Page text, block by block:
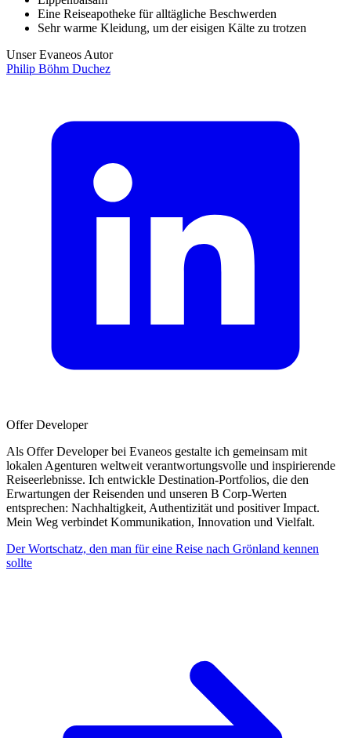
Eine Reiseapotheke für alltägliche Beschwerden
Sehr warme Kleidung, um der eisigen Kälte zu trotzen
Unser Evaneos Autor
Philip Böhm Duchez
Offer Developer
Als Offer Developer bei Evaneos gestalte ich gemeinsam mit
lokalen Agenturen weltweit verantwortungsvolle und inspirierende
Reiseerlebnisse. Ich entwickle Destination-Portfolios, die den
Erwartungen der Reisenden und unseren B Corp-Werten
entsprechen: Nachhaltigkeit, Authentizität und positiver Impact.
Mein Weg verbindet Kommunikation, Innovation und Vielfalt.
Der Wortschatz, den man für eine Reise nach Grönland kennen
sollte